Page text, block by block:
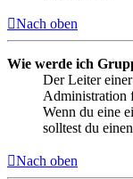
Nach oben
Wie werde ich
Der Leiter
Administration
Wenn du eine
solltest du
Nach oben